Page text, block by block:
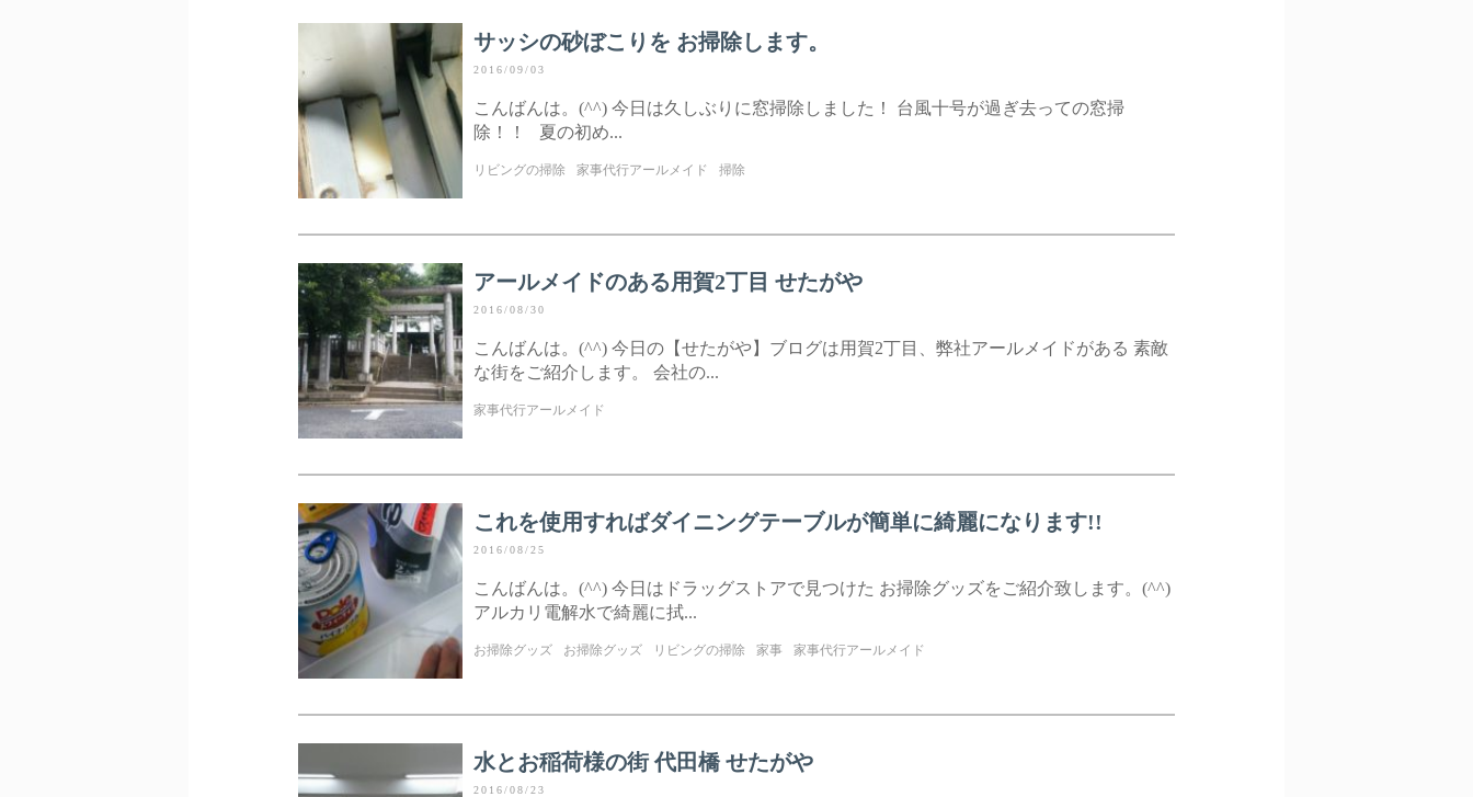
サッシの砂ぼこりを お掃除します。
2016/09/03
こんばんは。(^^) 今日は久しぶりに窓掃除しました！ 台風十号が過ぎ去っての窓掃
除！！ 夏の初め...
リビングの掃除 家事代行アールメイド 掃除
アールメイドのある用賀2丁目 せたがや
2016/08/30
こんばんは。(^^) 今日の【せたがや】ブログは用賀2丁目、弊社アールメイドがある 素敵
な街をご紹介します。 会社の...
家事代行アールメイド
これを使用すればダイニングテーブルが簡単に綺麗になります!!
2016/08/25
こんばんは。(^^) 今日はドラッグストアで見つけた お掃除グッズをご紹介致します。(^^)
アルカリ電解水で綺麗に拭...
お掃除グッズ お掃除グッズ リビングの掃除 家事 家事代行アールメイド
水とお稲荷様の街 代田橋 せたがや
2016/08/23